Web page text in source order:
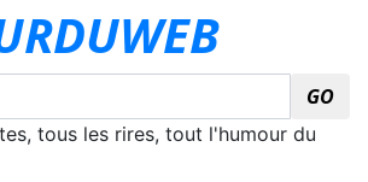
GO
tous les rires, tout l'humour du